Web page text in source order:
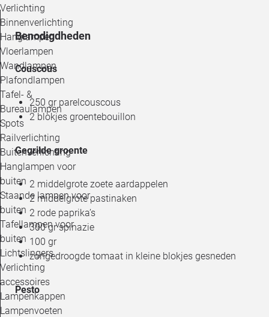
Verlichting
Binnenverlichting
Hanglampen
Vloerlampen
Wandlampen
Plafondlampen
Tafel- &
Bureaulampen
Spots
Railverlichting
Buitenverlichting
Hanglampen voor
buiten
Staande lampen voor
buiten
Tafellampen voor
buiten
Lichtslingers
Verlichting
accessoires
Lampenkappen
Lampenvoeten
Benodigdheden
Couscous
250 gr parelcouscous
2 blokjes groentebouillon
Gegrilde groente
2 middelgrote zoete aardappelen
2 middelgrote pastinaken
2 rode paprika’s
300 gr spinazie
100 gr
zongedroogde tomaat in kleine blokjes gesneden
Pesto